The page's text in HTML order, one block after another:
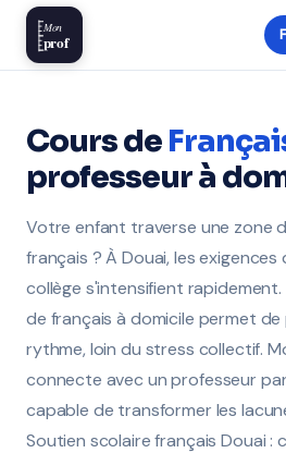
Mon
prof
Cours de
professeur à
Votre enfant traverse une zone
français ? À Douai, les
collège s'intensifient
de français à domicile permet
rythme, loin du stress collectif.
connecte avec un professeur
capable de transformer les
Soutien scolaire français Douai :